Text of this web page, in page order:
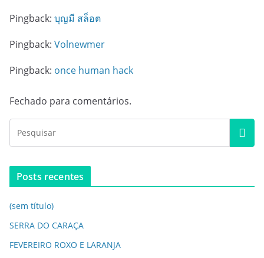
Pingback: บุญมี สล็อต
Pingback: Volnewmer
Pingback: once human hack
Fechado para comentários.
Posts recentes
(sem título)
SERRA DO CARAÇA
FEVEREIRO ROXO E LARANJA